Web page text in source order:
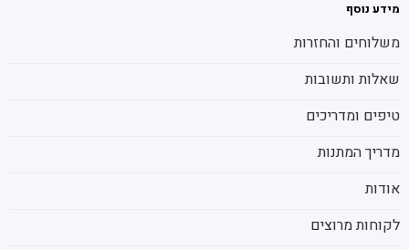
מידע נוסף
משלוחים והחזרות
שאלות ותשובות
טיפים ומדריכים
מדריך המתנות
אודות
לקוחות מרוצים